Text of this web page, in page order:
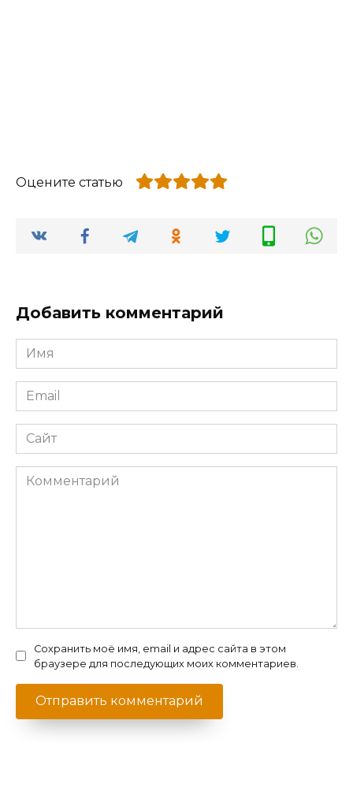
Оцените статью
Добавить комментарий
Имя
*
Email
*
Сайт
Комментарий
Сохранить моё имя, email и адрес сайта в этом
браузере для последующих моих комментариев.